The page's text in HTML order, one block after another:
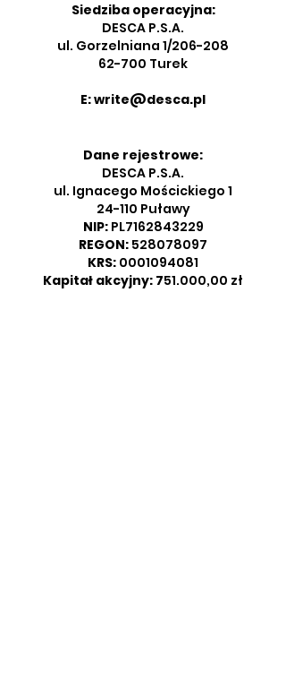
Siedziba operacyjna:
DESCA P.S.A.
ul. Gorzelniana 1/206-208
62-700 Turek
E:write@desca.pl
Dane rejestrowe:
DESCA P.S.A.
ul. Ignacego Mościckiego 1
24-110 Puławy
NIP:PL7162843229
REGON: 528078097
KRS: 0001094081
Kapitał akcyjny: 751.000,00 zł